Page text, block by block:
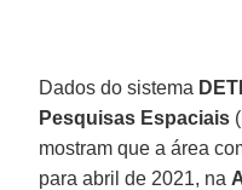
Dados do sistema
Pesquisas Espaciais (
mostram que a área
para abril de 2021, na